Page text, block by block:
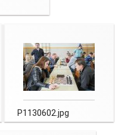
P1130602.jpg